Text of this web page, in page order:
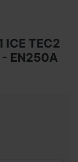
ICE TEC2
- EN250A